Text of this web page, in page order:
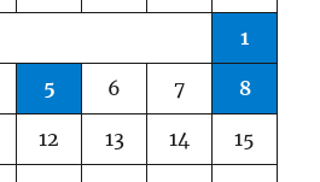
1
5 6 7 8
12 13 14 15